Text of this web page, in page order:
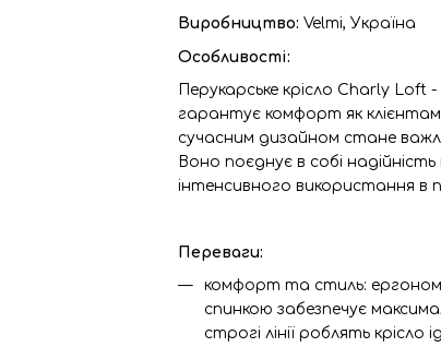
Виробництво: Velmi, Україна
Особливості:
Перукарське крісло Charly Loft -
гарантує комфорт як
сучасним дизайном стане
Воно поєднує в собі
інтенсивного використання в
Переваги:
комфорт та стиль:
спинкою забезпечує
строгі лінії роблять